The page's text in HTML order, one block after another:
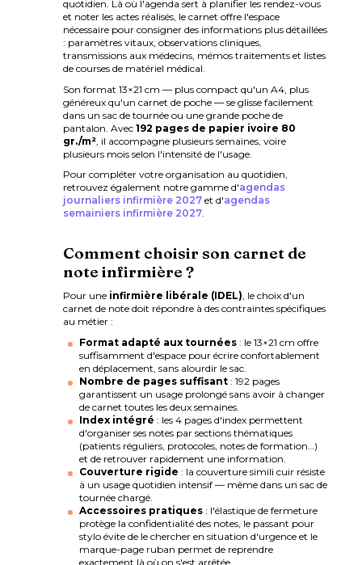
quotidien. Là où l'agenda sert à planifier les rendez-vous
et noter les actes réalisés, le carnet offre l'espace
nécessaire pour consigner des informations plus détaillées
: paramètres vitaux, observations cliniques,
transmissions aux médecins, mémos traitements et listes
de courses de matériel médical.
Son format 13×21 cm — plus compact qu'un A4, plus
généreux qu'un carnet de poche — se glisse facilement
dans un sac de tournée ou une grande poche de
pantalon. Avec 192 pages de papier ivoire 80
gr./m² , il accompagne plusieurs semaines, voire
plusieurs mois selon l'intensité de l'usage.
Pour compléter votre organisation au quotidien,
retrouvez également notre gamme d'agendas
journaliers infirmière 2027 et d'agendas
semainiers infirmière 2027.
Comment choisir son carnet de
note infirmière ?
Pour une infirmière libérale (IDEL), le choix d'un
carnet de note doit répondre à des contraintes spécifiques
au métier :
Format adapté aux tournées : le 13×21 cm offre
suffisamment d'espace pour écrire confortablement
en déplacement, sans alourdir le sac.
Nombre de pages suffisant : 192 pages
garantissent un usage prolongé sans avoir à changer
de carnet toutes les deux semaines.
Index intégré : les 4 pages d'index permettent
d'organiser ses notes par sections thématiques
(patients réguliers, protocoles, notes de formation…)
et de retrouver rapidement une information.
Couverture rigide : la couverture simili cuir résiste
à un usage quotidien intensif — même dans un sac de
tournée chargé.
Accessoires pratiques : l'élastique de fermeture
protège la confidentialité des notes, le passant pour
stylo évite de le chercher en situation d'urgence et le
marque-page ruban permet de reprendre
exactement là où on s'est arrêtée.